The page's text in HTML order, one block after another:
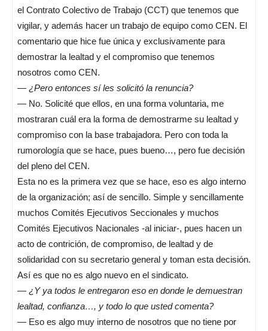
el Contrato Colectivo de Trabajo (CCT) que tenemos que
vigilar, y además hacer un trabajo de equipo como CEN. El
comentario que hice fue única y exclusivamente para
demostrar la lealtad y el compromiso que tenemos
nosotros como CEN.
— ¿Pero entonces sí les solicitó la renuncia?
— No. Solicité que ellos, en una forma voluntaria, me
mostraran cuál era la forma de demostrarme su lealtad y
compromiso con la base trabajadora. Pero con toda la
rumorología que se hace, pues bueno…, pero fue decisión
del pleno del CEN.
Esta no es la primera vez que se hace, eso es algo interno
de la organización; así de sencillo. Simple y sencillamente
muchos Comités Ejecutivos Seccionales y muchos
Comités Ejecutivos Nacionales -al iniciar-, pues hacen un
acto de contrición, de compromiso, de lealtad y de
solidaridad con su secretario general y toman esta decisión.
Así es que no es algo nuevo en el sindicato.
— ¿Y ya todos le entregaron eso en donde le demuestran
lealtad, confianza…, y todo lo que usted comenta?
— Eso es algo muy interno de nosotros que no tiene por